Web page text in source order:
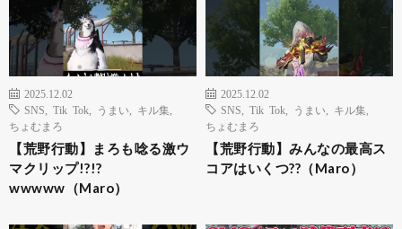
2025.12.02
SNS
Tik Tok うまい キル集
ちょむまろ
【荒野行動】まろも唸る激ウ
マクリップ!?!?
wwwww（Maro）
2025.12.02
SNS
Tik Tok うまい キル集
ちょむまろ
【荒野行動】みんなの最高ス
コアはいくつ??（Maro）